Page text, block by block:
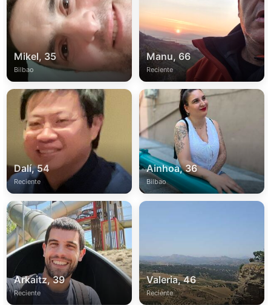
Mikel, 35
Bilbao
Manu, 66
Reciente
Dalí, 54
Reciente
Ainhoa, 36
Bilbao
Arkaitz, 39
Reciente
Valeria, 46
Reciente